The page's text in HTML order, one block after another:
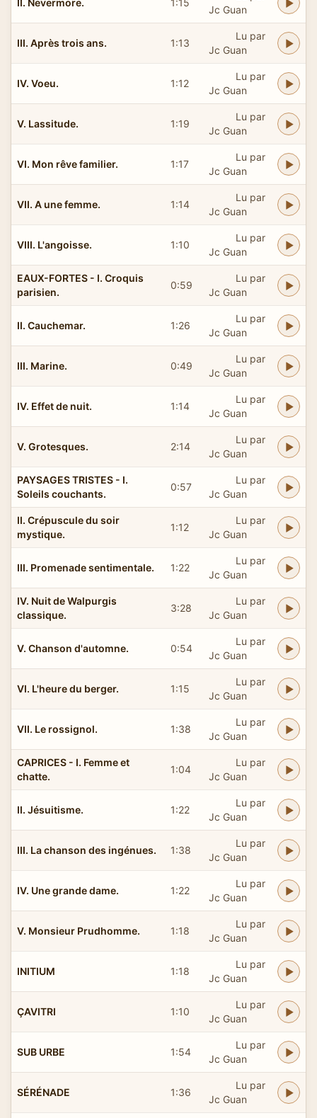
Jc Guan
III. Après trois ans. 1:13
Lu par
Jc Guan
IV. Voeu. 1:12
Lu par
Jc Guan
V. Lassitude. 1:19
Lu par
Jc Guan
VI. Mon rêve familier. 1:17
Lu par
Jc Guan
VII. A une femme. 1:14
Lu par
Jc Guan
VIII. L'angoisse. 1:10
Lu par
Jc Guan
EAUX-FORTES - I. Croquis
parisien.
0:59
Lu par
Jc Guan
II. Cauchemar. 1:26
Lu par
Jc Guan
III. Marine. 0:49
Lu par
Jc Guan
IV. Effet de nuit. 1:14
Lu par
Jc Guan
V. Grotesques. 2:14
Lu par
Jc Guan
PAYSAGES TRISTES - I.
Soleils couchants.
0:57
Lu par
Jc Guan
II. Crépuscule du soir
mystique.
1:12
Lu par
Jc Guan
III. Promenade sentimentale. 1:22
Lu par
Jc Guan
IV. Nuit de Walpurgis
classique.
3:28
Lu par
Jc Guan
V. Chanson d'automne. 0:54
Lu par
Jc Guan
VI. L'heure du berger. 1:15
Lu par
Jc Guan
VII. Le rossignol. 1:38
Lu par
Jc Guan
CAPRICES - I. Femme et
chatte.
1:04
Lu par
Jc Guan
II. Jésuitisme. 1:22
Lu par
Jc Guan
III. La chanson des ingénues. 1:38
Lu par
Jc Guan
IV. Une grande dame. 1:22
Lu par
Jc Guan
V. Monsieur Prudhomme. 1:18
Lu par
Jc Guan
INITIUM 1:18
Lu par
Jc Guan
ÇAVITRI 1:10
Lu par
Jc Guan
SUB URBE 1:54
Lu par
Jc Guan
SÉRÉNADE 1:36
Lu par
Jc Guan